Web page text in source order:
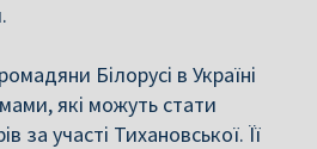
Білорусі в Україні
які можуть стати
за участі Тихановської. Її